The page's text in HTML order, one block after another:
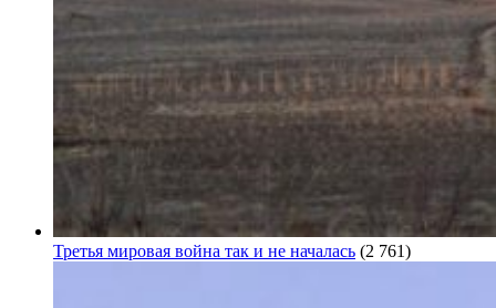
Третья мировая война так и не началась (2 761)